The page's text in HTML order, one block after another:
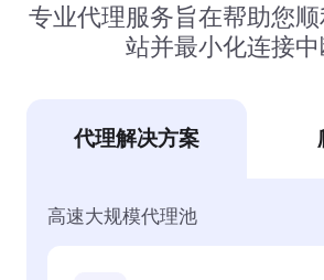
专业代理服务旨在帮助您
站并最小化连接中
代理解决方案
高速大规模代理池